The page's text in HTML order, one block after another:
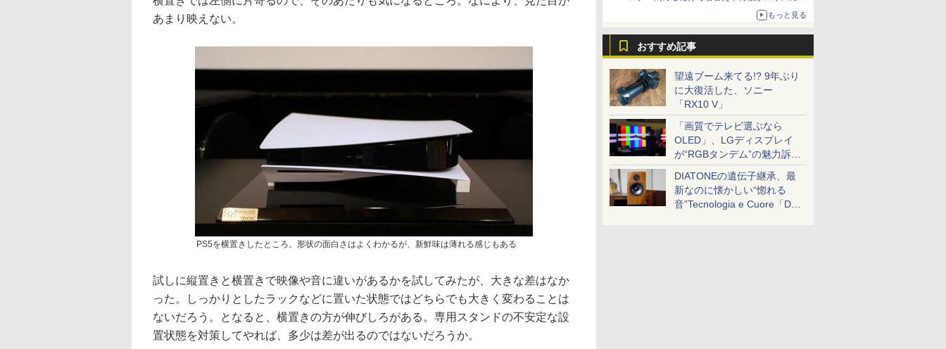
もっと見る
おすすめ記事
望遠ブーム来てる!? 9年ぶり
に大復活した、ソニー
「RX10 V」
「画質でテレビ選ぶなら
OLED」、LGディスプレイ
が“RGBタンデム”の魅力訴
求。液晶とのガチ比較も
DIATONEの遺伝子継承、最
新なのに懐かしい“惚れる
音”Tecnologia e Cuore「DS-
あまり映えない。
PS5を横置きしたところ。形状の面白さはよくわかるが、新鮮味は薄れる感じもある
試しに縦置きと横置きで映像や音に違いがあるかを試してみたが、大きな差はなか
った。しっかりとしたラックなどに置いた状態ではどちらでも大きく変わることは
ないだろう。となると、横置きの方が伸びしろがある。専用スタンドの不安定な設
置状態を対策してやれば、多少は差が出るのではないだろうか。